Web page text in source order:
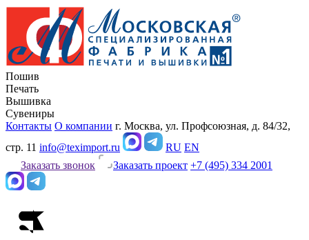
Пошив
Печать
Вышивка
Сувениры
Контакты О компании г. Москва, ул. Профсоюзная, д. 84/32,
стр. 11 info@teximport.ru RU EN
Заказать звонок
Заказать проект +7 (495) 334 2001